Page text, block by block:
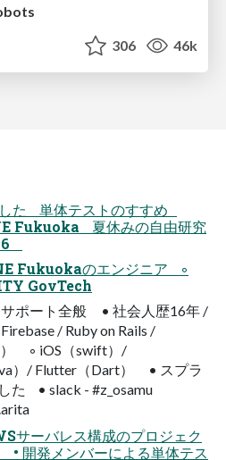
306 46k
た 単体テストのすすめ
Fukuoka 夏休みの自由研究
Fukuokaのエンジニア ◦
GovTech
ポート全般 • 社会人歴16年 /
/ Ruby on Rails /
） ◦ iOS（swift）/
）/ Flutter（Dart） • スプラ
た • slack - #z_osamu
サーバレス構成のプロジェク
• 開発メンバーによる単体テス